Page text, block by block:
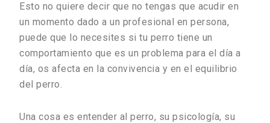
Esto no quiere decir que no tengas que acudir en
un momento dado a un profesional en persona,
puede que lo necesites si tu perro tiene un
comportamiento que es un problema para el día a
día, os afecta en la convivencia y en el equilibrio
del perro.
Una cosa es entender al perro, su psicología, su